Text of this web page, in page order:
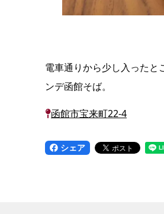
電車通りから少し入ったと
ンデ函館そば。
函館市宝来町22-4
シェア